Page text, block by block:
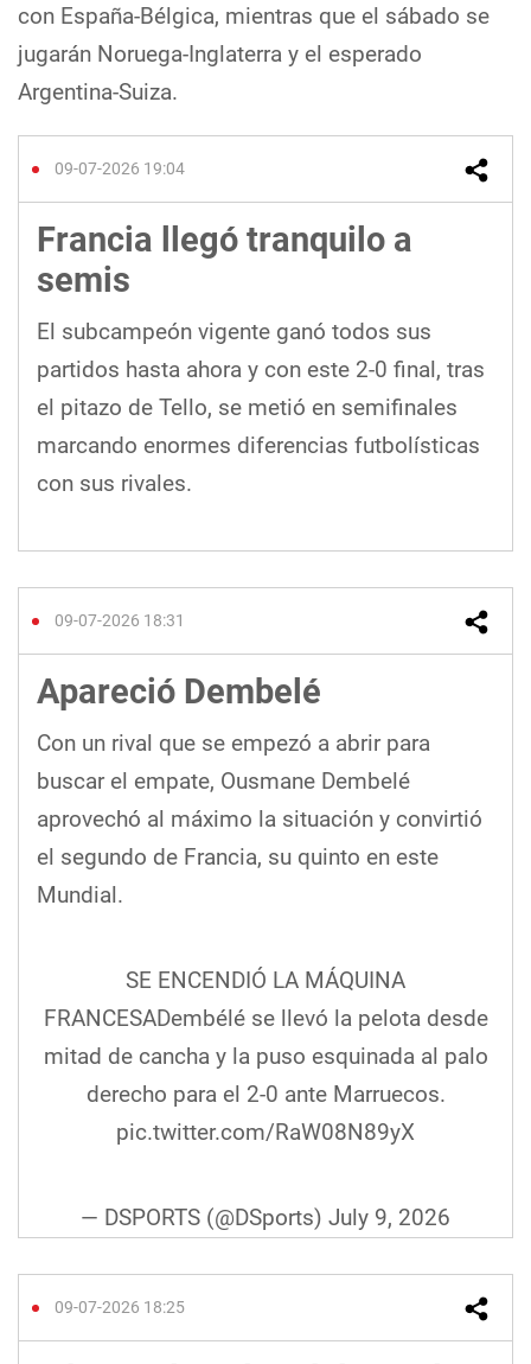
con España-Bélgica, mientras que el sábado se
jugarán Noruega-Inglaterra y el esperado
Argentina-Suiza.
09-07-2026 19:04
Francia llegó tranquilo a
semis
El subcampeón vigente ganó todos sus
partidos hasta ahora y con este 2-0 final, tras
el pitazo de Tello, se metió en semifinales
marcando enormes diferencias futbolísticas
con sus rivales.
09-07-2026 18:31
Apareció Dembelé
Con un rival que se empezó a abrir para
buscar el empate, Ousmane Dembelé
aprovechó al máximo la situación y convirtió
el segundo de Francia, su quinto en este
Mundial.
SE ENCENDIÓ LA MÁQUINA
FRANCESADembélé se llevó la pelota desde
mitad de cancha y la puso esquinada al palo
derecho para el 2-0 ante Marruecos.
pic.twitter.com/RaW08N89yX
— DSPORTS (@DSports) July 9, 2026
09-07-2026 18:25